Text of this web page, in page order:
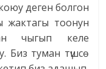
деген болгон
жактагы тоонун
чыгып келе
Биз туман түшсө